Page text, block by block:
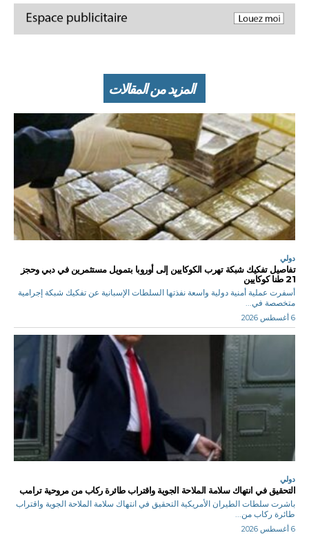
المزيد من المقالات
دولي
تفاصيل تفكيك شبكة تهرب الكوكايين إلى أوروبا بتمويل مستثمرين في دبي وحجز
21 طنا كوكايين
أسفرت عملية أمنية دولية واسعة نفذتها السلطات الإسبانية عن تفكيك شبكة إجرامية
متخصصة في...
6 أغسطس 2026
دولي
التحقيق في انتهاك سلامة الملاحة الجوية واقتراب طائرة ركاب من مروحية ترامب
باشرت سلطات الطيران الأمريكية التحقيق في انتهاك سلامة الملاحة الجوية واقتراب
طائرة ركاب من...
6 أغسطس 2026